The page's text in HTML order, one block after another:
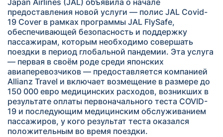
предоставления новой услуги — полис JAL Covid-
19 Cover в рамках программы JAL FlySafe,
обеспечивающей безопасность и поддержку
пассажирам, которым необходимо совершать
поездки в период глобальной пандемии. Эта услуга
— первая в своём роде среди японских
авиаперевозчиков — предоставляется компанией
Allianz Travel и включает возмещение в размере до
150 000 евро медицинских расходов, возникших в
результате оплаты первоначального теста COVID-
19 и последующим медицинским обслуживанием
пассажиров, у кого результат теста оказался
положительным во время поездки.